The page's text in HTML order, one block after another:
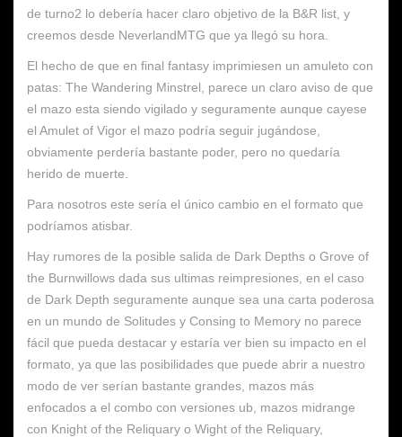
de turno2 lo debería hacer claro objetivo de la B&R list, y
creemos desde NeverlandMTG que ya llegó su hora.
El hecho de que en final fantasy imprimiesen un amuleto con
patas: The Wandering Minstrel, parece un claro aviso de que
el mazo esta siendo vigilado y seguramente aunque cayese
el Amulet of Vigor el mazo podría seguir jugándose,
obviamente perdería bastante poder, pero no quedaría
herido de muerte.
Para nosotros este sería el único cambio en el formato que
podríamos atisbar.
Hay rumores de la posible salida de Dark Depths o Grove of
the Burnwillows dada sus ultimas reimpresiones, en el caso
de Dark Depth seguramente aunque sea una carta poderosa
en un mundo de Solitudes y Consing to Memory no parece
fácil que pueda destacar y estaría ver bien su impacto en el
formato, ya que las posibilidades que puede abrir a nuestro
modo de ver serían bastante grandes, mazos más
enfocados a el combo con versiones ub, mazos midrange
con Knight of the Reliquary o Wight of the Reliquary,